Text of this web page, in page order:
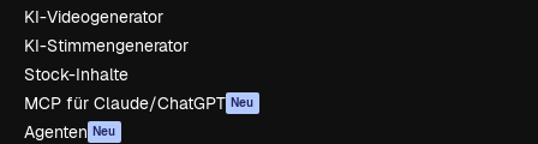
KI-Videogenerator
KI-Stimmengenerator
Stock-Inhalte
MCP für Claude/ChatGPT Neu
Agenten Neu